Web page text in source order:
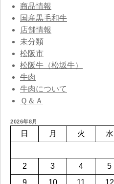
商品情報
国産黒毛和牛
店舗情報
未分類
松阪市
松阪牛（松坂牛）
牛肉
牛肉について
Ｑ＆Ａ
2026年8月
日 月 火 水
2
3 4 5